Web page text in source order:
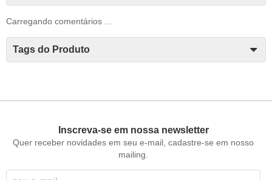
Carregando comentários ...
Tags do Produto
Inscreva-se em nossa newsletter
Quer receber novidades em seu e-mail, cadastre-se em nosso
mailing.